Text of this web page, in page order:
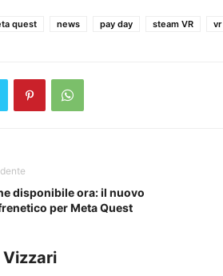
quest news pay day steam VR vr
disponibile ora: il nuovo
per Meta Quest
Vizzari